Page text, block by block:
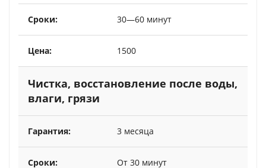
30—60 минут
1500
Чистка, восстановление после воды,
влаги, грязи
3 месяца
От 30 минут